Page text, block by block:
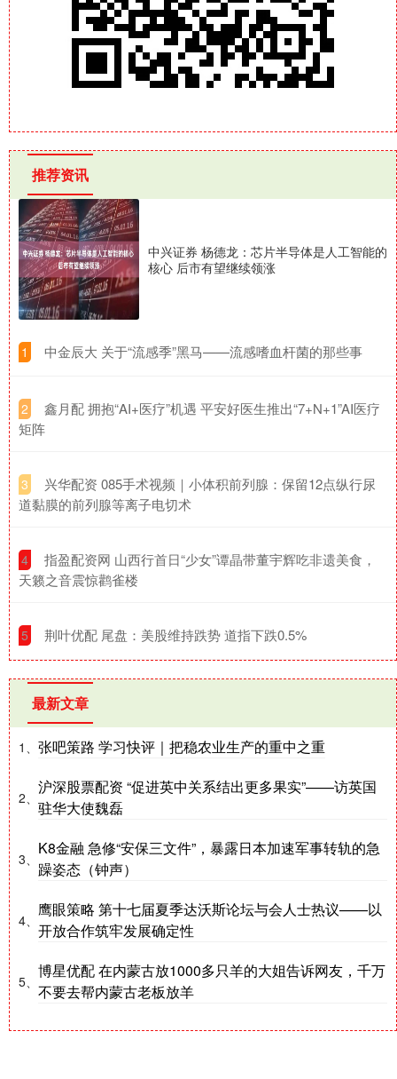
推荐资讯
中兴证券 杨德龙：芯片半导体是人工智能的
核心 后市有望继续领涨
1 ​中金辰大 关于“流感季”黑马——流感嗜血杆菌的那些事
2
​鑫月配 拥抱“AI+医疗”机遇 平安好医生推出“7+N+1”AI医疗
矩阵
3
​兴华配资 085手术视频｜小体积前列腺：保留12点纵行尿
道黏膜的前列腺等离子电切术
4
​指盈配资网 山西行首日“少女”谭晶带董宇辉吃非遗美食，
天籁之音震惊鹳雀楼
5 ​荆叶优配 尾盘：美股维持跌势 道指下跌0.5%
最新文章
1、 张吧策路 学习快评｜把稳农业生产的重中之重
2、
沪深股票配资 “促进英中关系结出更多果实”——访英国
驻华大使魏磊
3、
K8金融 急修“安保三文件”，暴露日本加速军事转轨的急
躁姿态（钟声）
4、
鹰眼策略 第十七届夏季达沃斯论坛与会人士热议——以
开放合作筑牢发展确定性
5、
博星优配 在内蒙古放1000多只羊的大姐告诉网友，千万
不要去帮内蒙古老板放羊